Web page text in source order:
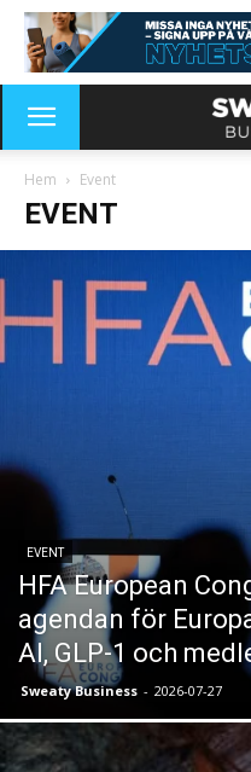
Hem Event
EVENT
EVENT
HFA European
agendan för
AI, GLP-1 och
Sweaty Business - 2026-07-27